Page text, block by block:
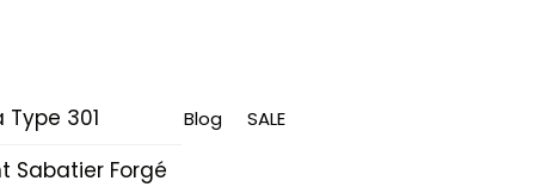
301
Sabatier Forgé
Blog SALE